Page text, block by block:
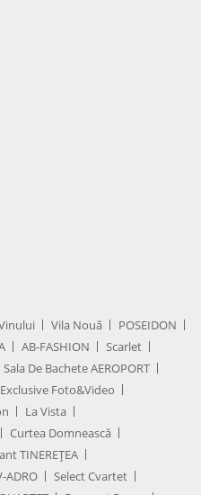
Vila Nouă
POSEIDON
AB-FASHION
Scarlet
Sala De Bachete AEROPORT
Exclusive Foto&Video
La Vista
Curtea Domnească
TINEREȚEA
ADRO
Select Cvartet